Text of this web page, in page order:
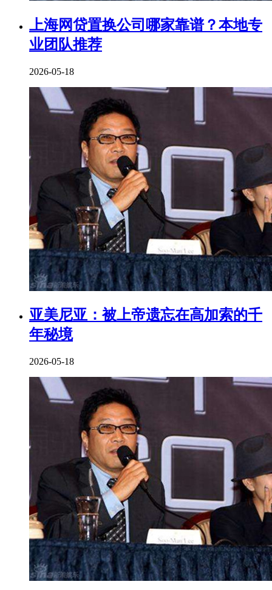
上海网贷置换公司哪家靠谱？本地专
业团队推荐
2026-05-18
亚美尼亚：被上帝遗忘在高加索的千
年秘境
2026-05-18